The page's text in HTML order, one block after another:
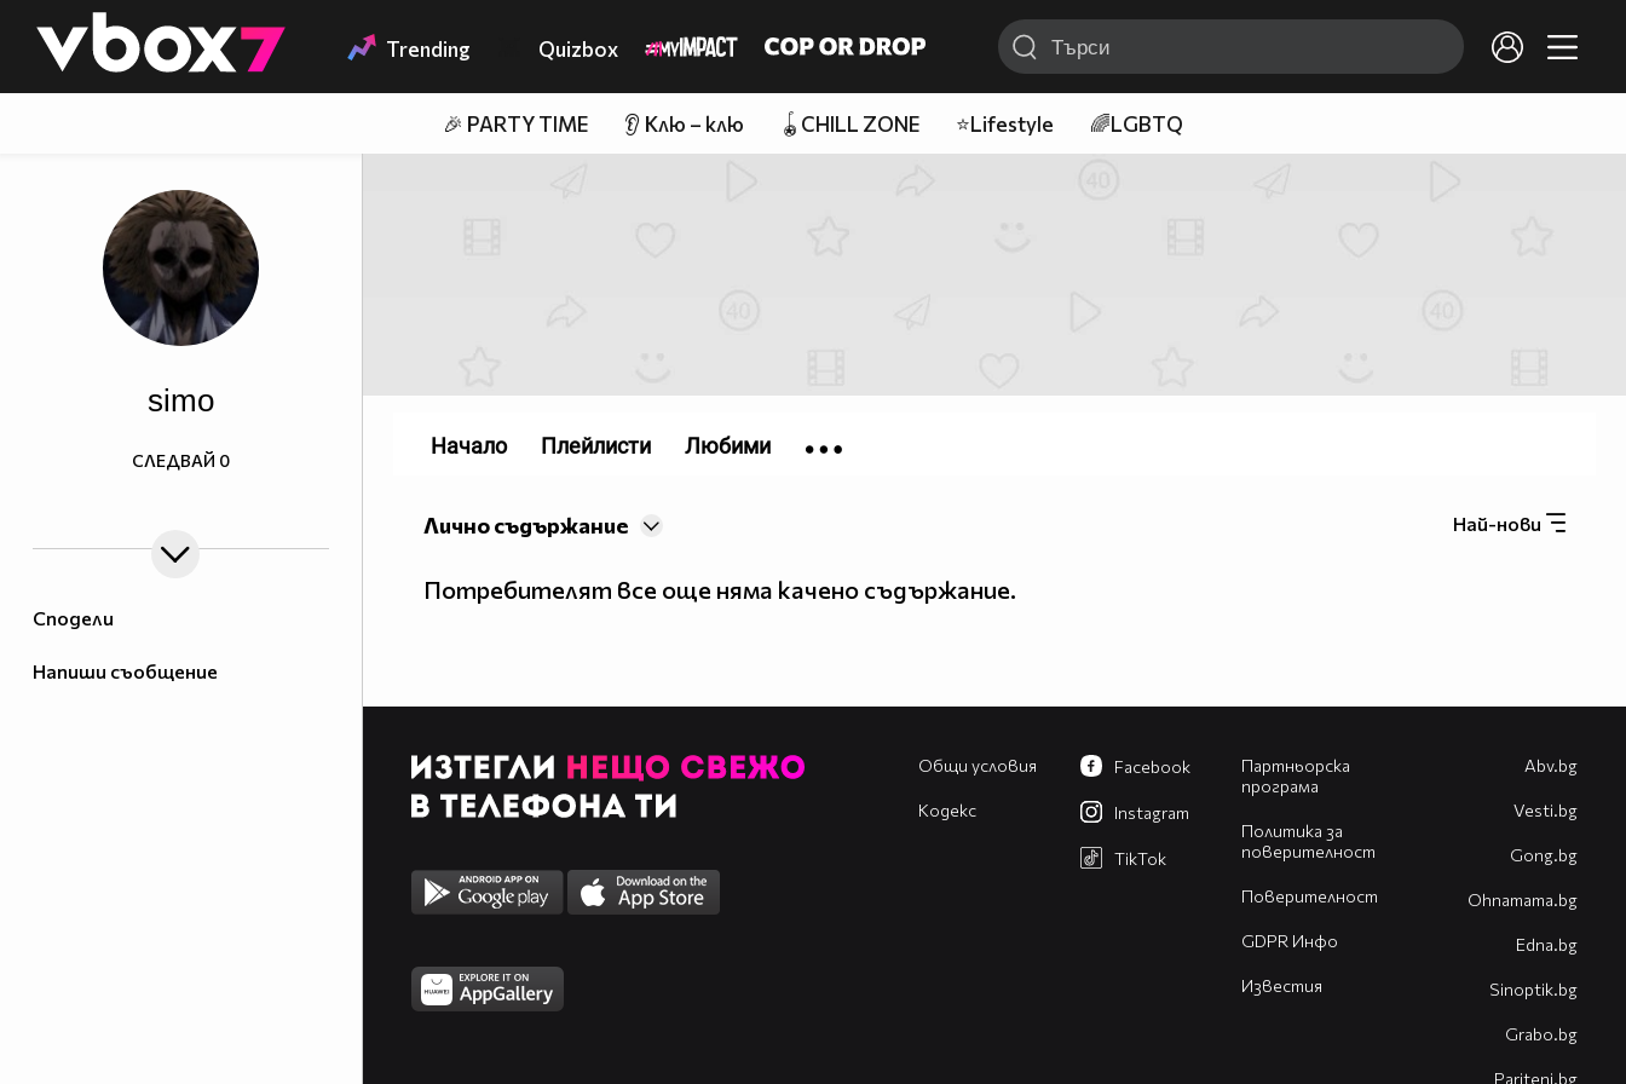
👾 Trending Quizbox
🎉 PARTY TIME 👂 Клю – клю 🪀CHILL ZONE ⭐Lifestyle 🌈LGBTQ
Сподели
Напиши съобщение
simo
СЛЕДВАЙ 0
Най-нови
Лично съдържание
Потребителят все още няма качено съдържание.
Начало Плейлисти Любими
Общи условия
Кодекс
Партньорска
програма
Политика за
поверителност
Поверителност
GDPR Инфо
Известия
Facebook
Instagram
TikTok
Abv.bg
Vesti.bg
Gong.bg
Оhnamama.bg
Edna.bg
Sinoptik.bg
Grabo.bg
Pariteni.bg